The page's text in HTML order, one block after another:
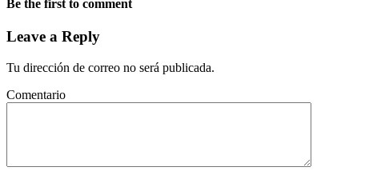
Be the first to comment
Leave a Reply
Tu dirección de correo no será publicada.
Comentario